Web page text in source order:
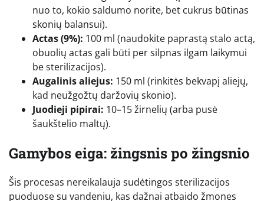
nuo to, kokio saldumo norite, bet cukrus būtinas
skonių balansui).
Actas (9%): 100 ml (naudokite paprastą stalo actą,
obuolių actas gali būti per silpnas ilgam laikymui
be sterilizacijos).
Augalinis aliejus: 150 ml (rinkitės bekvapį aliejų,
kad neužgožtų daržovių skonio).
Juodieji pipirai: 10–15 žirnelių (arba pusė
šaukštelio maltų).
Gamybos eiga: žingsnis po žingsnio
Šis procesas nereikalauja sudėtingos sterilizacijos
puoduose su vandeniu, kas dažnai atbaido žmones